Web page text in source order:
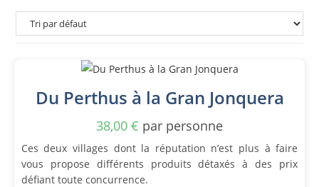
Du Perthus à la Gran Jonquera
38,00 € par personne
Ces deux villages dont la réputation n’est plus à faire
vous propose différents produits détaxés à des prix
défiant toute concurrence.